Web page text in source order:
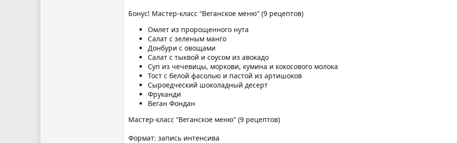
Бонус! Мастер-класс “Веганское меню” (9 рецептов)
Омлет из пророщенного нута
Салат с зеленым манго
Донбури с овощами
Салат с тыквой и соусом из авокадо
Суп из чечевицы, моркови, кумина и кокосового молока
Тост с белой фасолью и пастой из артишоков
Сыроедческий шоколадный десерт
Фруканди
Веган Фондан
Мастер-класс “Веганское меню” (9 рецептов)
Формат: запись интенсива